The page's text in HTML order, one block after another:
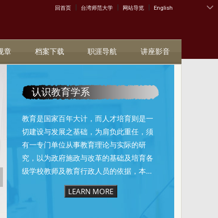
:::
回首页 | 台湾师范大学 | 网站导览 | English
章 档案下载 职涯导航 讲座影音
认识教育学系
教育是国家百年大计，而人才培育则是一
切建设与发展之基础，为肩负此重任，须
有一专门单位从事教育理论与实际的研
究，以为政府施政与改革的基础及培育各
级学校教师及教育行政人员的依据，本...
LEARN MORE